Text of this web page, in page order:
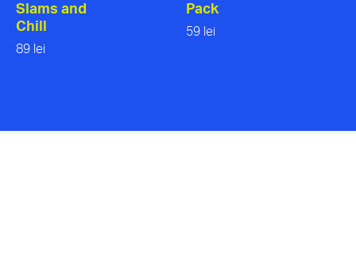
Slams and
Chill
89 lei
Pack
59 lei